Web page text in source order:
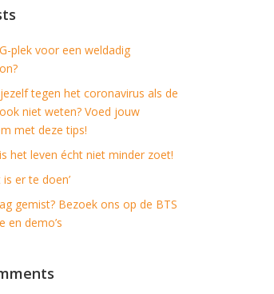
plek voor een weldadig
tegen het coronavirus als de
niet weten? Voed jouw
met deze tips!
het leven écht niet minder zoet!
is er te doen’
gemist? Bezoek ons op de BTS
en demo’s